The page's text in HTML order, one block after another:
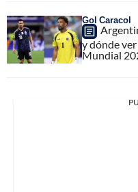
Gol Caracol
y dónde
Mundial